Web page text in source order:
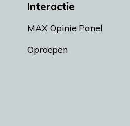
Interactie
MAX Opinie Panel
Oproepen